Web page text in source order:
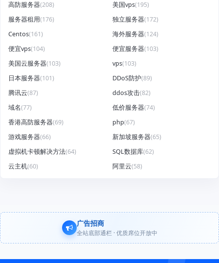
高防服务器(208) 美国vps(195)
服务器租用(176) 独立服务器(172)
Centos(161) 海外服务器(124)
便宜vps(104) 便宜服务器(103)
美国云服务器(103) vps(103)
日本服务器(101) DDoS防护(89)
腾讯云(87) ddos攻击(82)
域名(77) 低价服务器(74)
香港高防服务器(69) php(67)
游戏服务器(66) 新加坡服务器(65)
虚拟机卡顿解决方法(64) SQL数据库(62)
云主机(60) 阿里云(58)
广告招商
全站底部通栏 · 优质席位开放中